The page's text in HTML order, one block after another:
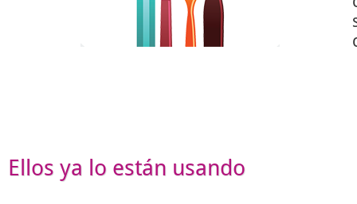
Ellos ya lo están usando